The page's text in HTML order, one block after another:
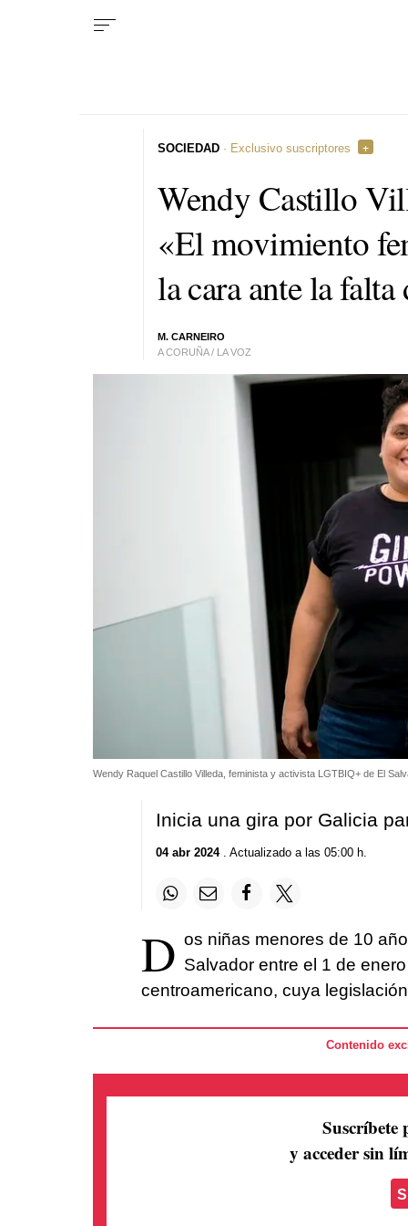
Wendy Castillo
«El movimiento
la cara ante la falta
M. CARNEIRO
A CORUÑA / LA VOZ
SOCIEDAD · Exclusivo suscriptores
Wendy Raquel Castillo Villeda, feminista y activista LGTBIQ+ de El
Inicia una gira por Galicia
04 abr 2024. Actualizado a las 05:00 h.
D os niñas menores de 10
Salvador entre el 1 de
centroamericano, cuya
Contenido
Suscríbete
y acceder sin